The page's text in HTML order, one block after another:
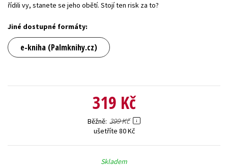
řídili vy, stanete se jeho obětí. Stojí ten risk za to?
Jiné dostupné formáty:
e-kniha (Palmknihy.cz)
319 Kč
Běžně 399 Kč
ušetříte 80 Kč
Skladem